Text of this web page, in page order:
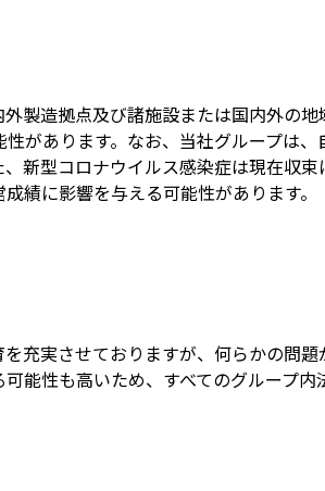
製造拠点及び諸施設または国内外の
があります。なお、当社グループは
新型コロナウイルス感染症は現在収
績に影響を与える可能性があります。
充実させておりますが、何らかの問
能性も高いため、すべてのグループ